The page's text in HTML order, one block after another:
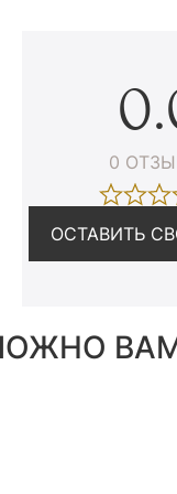
0
ОСТАВИТЬ